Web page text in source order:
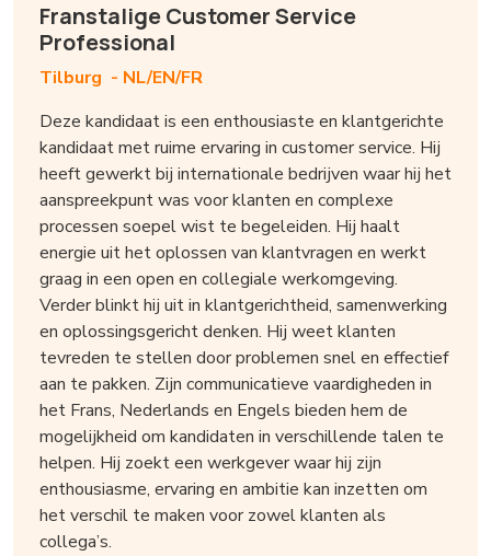
Franstalige Customer Service
Professional
Tilburg - NL/EN/FR
Deze kandidaat is een enthousiaste en klantgerichte
kandidaat met ruime ervaring in customer service. Hij
heeft gewerkt bij internationale bedrijven waar hij het
aanspreekpunt was voor klanten en complexe
processen soepel wist te begeleiden. Hij haalt
energie uit het oplossen van klantvragen en werkt
graag in een open en collegiale werkomgeving.
Verder blinkt hij uit in klantgerichtheid, samenwerking
en oplossingsgericht denken. Hij weet klanten
tevreden te stellen door problemen snel en effectief
aan te pakken. Zijn communicatieve vaardigheden in
het Frans, Nederlands en Engels bieden hem de
mogelijkheid om kandidaten in verschillende talen te
helpen. Hij zoekt een werkgever waar hij zijn
enthousiasme, ervaring en ambitie kan inzetten om
het verschil te maken voor zowel klanten als
collega’s.